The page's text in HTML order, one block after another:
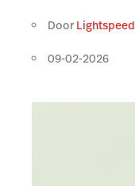
Door Lightspeed
09-02-2026